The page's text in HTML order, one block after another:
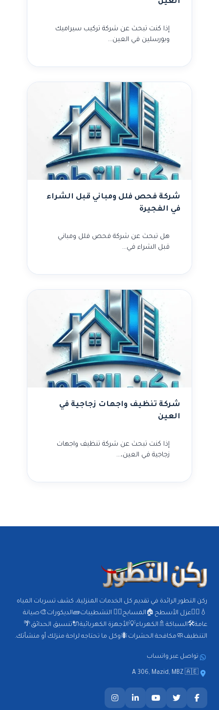
العين
إذا كنت تبحث عن شركة تركيب سيراميك
وبورسلين في العين…
شركة فحص فلل ومباني قبل الشراء
في الفجيرة
هل تبحث عن شركة فحص فلل ومباني
قبل الشراء في…
شركة تنظيف واجهات زجاجية في
العين
إذا كنت تبحث عن شركة تنظيف واجهات
زجاجية في العين،…
ركن التطور الرائدة في تقديم كل الخدمات المنزلية، كشف تسربات المياه
💧🕵️‍♂️عزل الأسطح🏠المسابح🏊‍♂️ التشطيبات🧱الديكورات🎨صيانة
عامة🛠️السباكة🚿الكهرباء💡الأجهزة الكهربائية🔌تنسيق الحدائق🌴
التنظيف🧼مكافحة الحشرات🐜وكل ما تحتاجه لراحة منزلك أو منشأتك.
تواصل عبر واتساب
A 306, Mazid, MBZ 🇦🇪